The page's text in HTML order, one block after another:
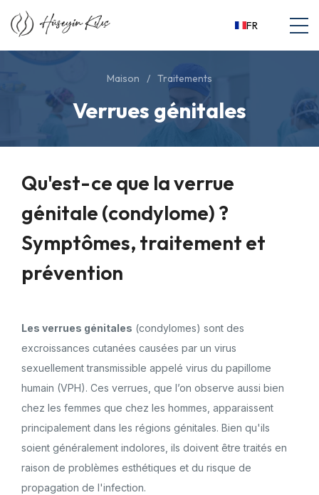
FR
Maison Traitements
Verrues génitales
Qu'est-ce que la verrue
génitale (condylome) ?
Symptômes, traitement et
prévention
Les verrues génitales (condylomes) sont des
excroissances cutanées causées par un virus
sexuellement transmissible appelé virus du papillome
humain (VPH). Ces verrues, que l’on observe aussi bien
chez les femmes que chez les hommes, apparaissent
principalement dans les régions génitales. Bien qu'ils
soient généralement indolores, ils doivent être traités en
raison de problèmes esthétiques et du risque de
propagation de l'infection.